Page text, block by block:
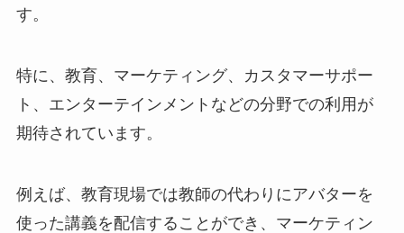
す。
特に、教育、マーケティング、カスタマーサポー
ト、エンターテインメントなどの分野での利用が
期待されています。
例えば、教育現場では教師の代わりにアバターを
使った講義を配信することができ、マーケティン